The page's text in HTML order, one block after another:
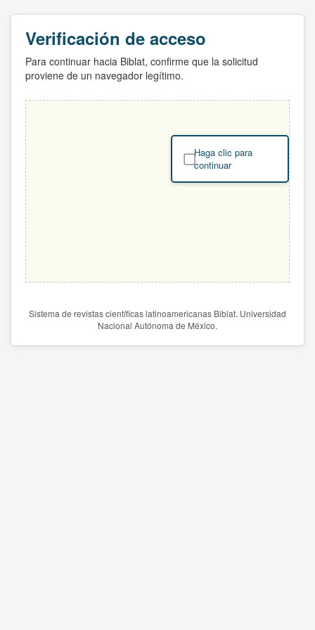
Verificación de acceso
Para continuar hacia Biblat, confirme que la solicitud
proviene de un navegador legítimo.
Haga clic para
continuar
Sistema de revistas científicas latinoamericanas Biblat. Universidad
Nacional Autónoma de México.